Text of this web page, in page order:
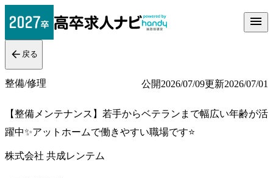
戻る
整備/修理 公開2026/07/09更新2026/07/01
【整備メンテナンス】若手からベテランまで幅広い年齢が活
躍中✨アットホームで働きやすい職場です⭐
株式会社 共成レンテム